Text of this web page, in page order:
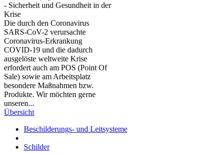
- Sicherheit und Gesundheit in der
Krise
Die durch den Coronavirus
SARS-CoV-2 verursachte
Coronavirus-Erkrankung
COVID-19 und die dadurch
ausgelöste weltweite Krise
erfordert auch am POS (Point Of
Sale) sowie am Arbeitsplatz
besondere Maßnahmen bzw.
Produkte. Wir möchten gerne
unseren...
Übersicht
Beschilderungs- und Leitsysteme
Schilder